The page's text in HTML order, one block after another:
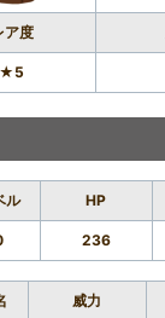
ア度
★5
ル HP
236
威力